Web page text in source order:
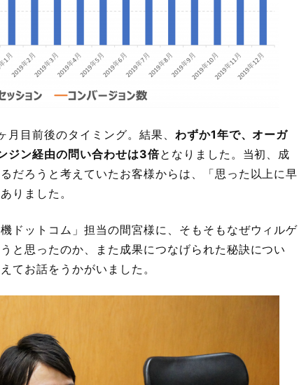
目前後のタイミング。結果、 わずか1年で、オーガ
ジン経由の問い合わせは3倍となりました。当初、成
だろうと考えていたお客様からは、「思った以上に早
りました。
ドットコム」担当の間宮様に、そもそもなぜウィルゲ
と思ったのか、また成果につなげられた秘訣につい
てお話をうかがいました。